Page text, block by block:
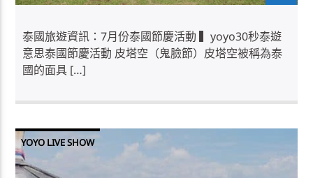
泰國旅遊資訊：7月份泰國節慶活動 ▍yoyo30秒泰遊
意思泰國節慶活動 皮塔空（鬼臉節）皮塔空被稱為泰
國的面具 […]
YOYO LIVE SHOW